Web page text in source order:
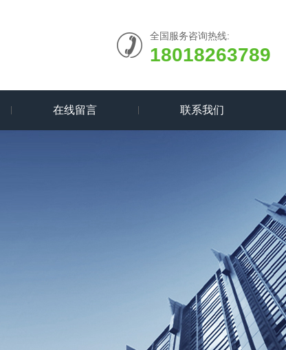
全国服务咨询热线:
18018263789
在线留言 联系我们